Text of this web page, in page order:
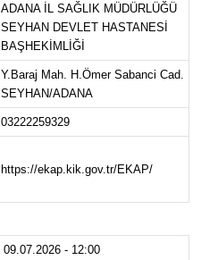
ADANA İL SAĞLIK MÜDÜRLÜĞÜ
SEYHAN DEVLET HASTANESİ
BAŞHEKİMLİĞİ
Y.Baraj Mah. H.Ömer Sabanci Cad.
SEYHAN/ADANA
03222259329
https://ekap.kik.gov.tr/EKAP/
09.07.2026 - 12:00